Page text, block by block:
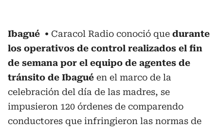
Ibagué Caracol Radio conoció que durante
los operativos de control realizados el fin
de semana por el equipo de agentes de
tránsito de Ibagué en el marco de la
celebración del día de las madres, se
impusieron 120 órdenes de comparendo
conductores que infringieron las normas de